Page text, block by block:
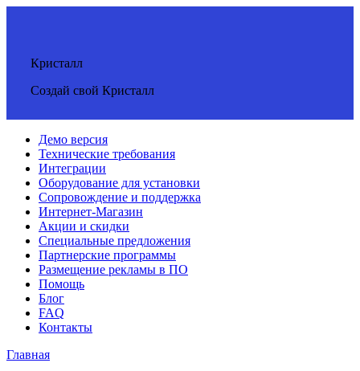
Кристалл
Создай свой Кристалл
Демо версия
Технические требования
Интеграции
Оборудование для установки
Сопровождение и поддержка
Интернет-Магазин
Акции и скидки
Специальные предложения
Партнерские программы
Размещение рекламы в ПО
Помощь
Блог
FAQ
Контакты
Главная